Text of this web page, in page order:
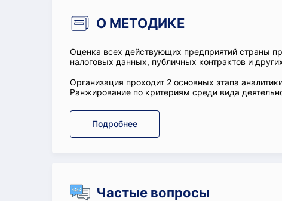
О МЕТОДИКЕ
Оценка всех действующих предприятий страны
налоговых данных, публичных контрактов и
Организация проходит 2 основных этапа
Ранжирование по критериям среди вида
Подробнее
Частые вопросы